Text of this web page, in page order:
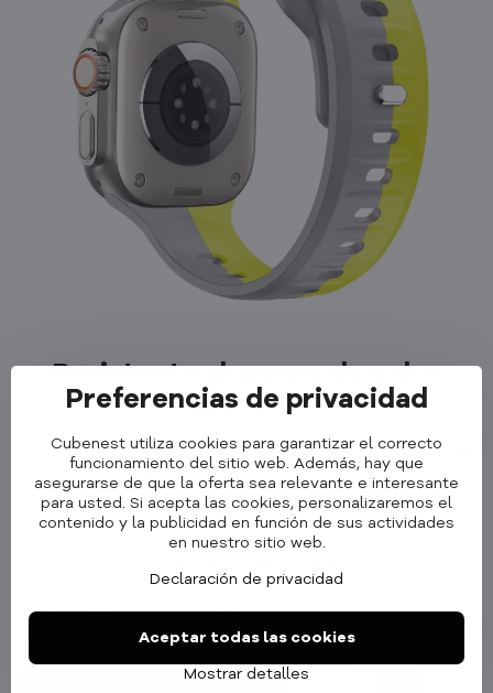
intenso
La correa deportiva premium es totalmente impermeable
por lo que es la opción ideal para los aficionados a los
deportes acuáticos o para quienes no quieren limitar sus
actividades.
amplia gama de opciones para combinarla con tu atuendo o
estado de ánimo. Combínela conun atuendo deportivoo
conjunto elegantey esta correa se convertirá en un
Preferencias de privacidad
Cubenest utiliza cookies para garantizar el correcto
funcionamiento del sitio web. Además, hay que
asegurarse de que la oferta sea relevante e interesante
para usted. Si acepta las cookies, personalizaremos el
contenido y la publicidad en función de sus actividades
en nuestro sitio web.
Declaración de privacidad
Mostrar detalles
Aceptar todas las cookies